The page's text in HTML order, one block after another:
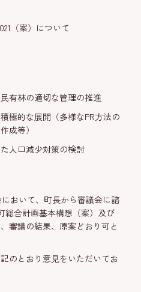
（案）について
有林の適切な管理の推進
極的な展開（多様なPR方法の
成等）
人口減少対策の検討
おいて、町長から審議会に諮
総合計画基本構想（案）及び
審議の結果、原案どおり可と
のとおり意見をいただいてお